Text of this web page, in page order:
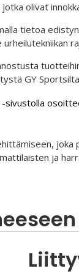
olivat
tietoa
GY
-sivustolla
ja